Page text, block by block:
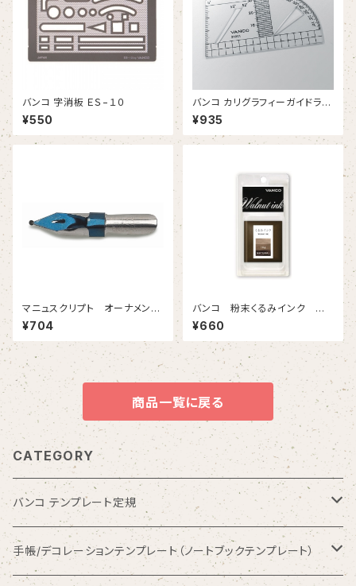
バンコ 字消板 ＥＳ−１０
¥550
バンコ カリグラフィーガイドライ
ン定規
¥935
マニュスクリプト オーナメンタ
ル４００ 1.5mm 2本入
¥704
バンコ 粉末くるみインク ナ
チュラル
¥660
商品一覧に戻る
CATEGORY
バンコ テンプレート定規
数字入りテンプレート定規
手帳/デコレーションテンプレート（ノートブックテンプレート）